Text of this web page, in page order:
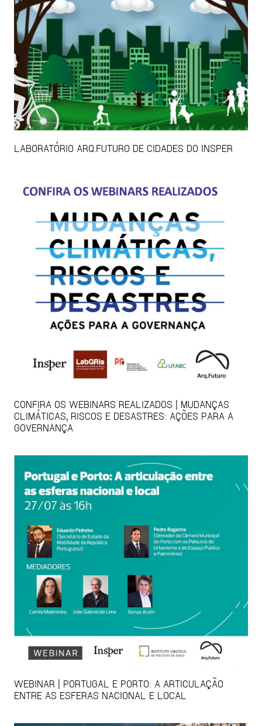
LABORATÓRIO ARQ.FUTURO DE CIDADES DO INSPER
CONFIRA OS WEBINARS REALIZADOS | MUDANÇAS
CLIMÁTICAS, RISCOS E DESASTRES: AÇÕES PARA A
GOVERNANÇA
WEBINAR | PORTUGAL E PORTO: A ARTICULAÇÃO
ENTRE AS ESFERAS NACIONAL E LOCAL